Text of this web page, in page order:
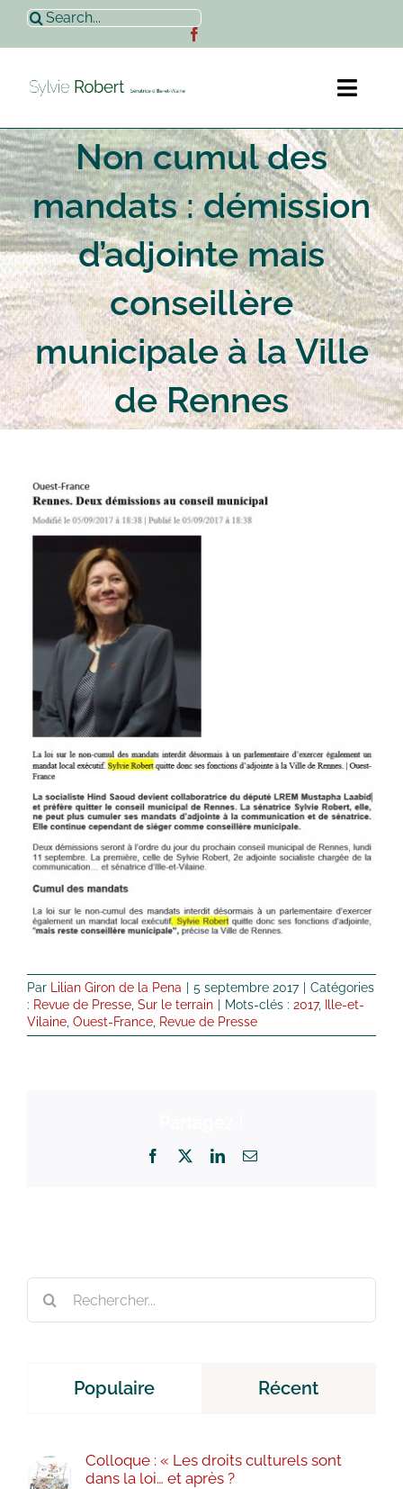
Passer
contenu
Rechercher:
Accueil
Sylvie Robert
Actualités
Contact
Non cumul des
mandats : démission
d’adjointe mais
conseillère
municipale à la Ville
de Rennes
Par Lilian Giron de la Pena 5 septembre 2017
Catégories
: Revue de Presse, Sur le terrain Mots-clés : 2017, Ille-et-
Vilaine, Ouest-France, Revue de Presse
Facebook LinkedInEmail
Populaire Récent
Colloque : « Les droits culturels sont
dans la loi… et après ?